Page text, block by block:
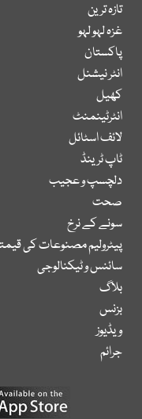
تازہ ترین
غزہ لہو لہو
پاکستان
انٹر نیشنل
کھیل
انٹرٹینمنٹ
لائف اسٹائل
ٹاپ ٹرینڈ
دلچسپ و عجیب
صحت
سونے کے نرخ
پیٹرولیم مصنوعات کی
سائنس و ٹیکنالوجی
بلاگ
بزنس
ویڈیوز
جرائم